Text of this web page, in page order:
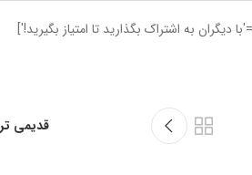
قدیمی تر